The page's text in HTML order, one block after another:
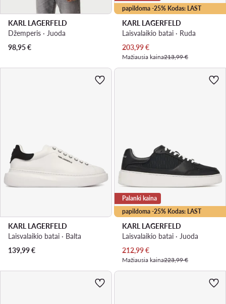
KARL LAGERFELD
Džemperis · Juoda
98,95€
papildoma -25% Kodas: LAST
KARL LAGERFELD
Laisvalaikio batai · Ruda
Dabartinė kaina
203,99€
Mažiausia kaina213,99 €
KARL LAGERFELD
Laisvalaikio batai · Balta
139,99€
papildoma -25% Kodas: LAST
Palanki kaina
KARL LAGERFELD
Laisvalaikio batai · Juoda
Dabartinė kaina
212,99€
Mažiausia kaina223,99 €